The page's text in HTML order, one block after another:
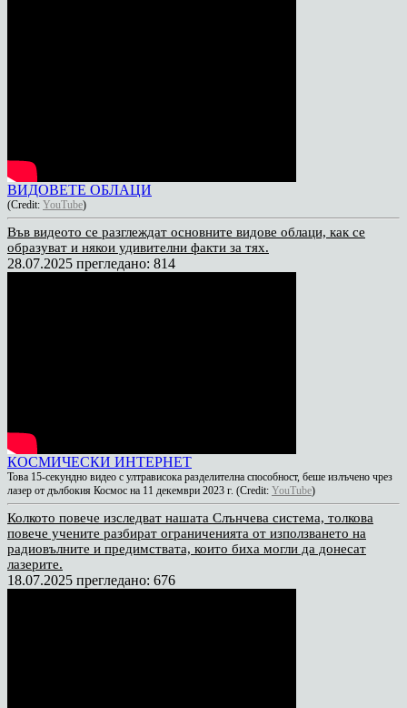
ВИДОВЕТЕ ОБЛАЦИ
(Credit: YouTube)
Във видеото се разглеждат основните видове облаци, как се
образуват и някои удивителни факти за тях.
28.07.2025 прегледано: 814
КОСМИЧЕСКИ ИНТЕРНЕТ
Това 15-секундно видео с ултрависока разделителна способност, беше излъчено чрез
лазер от дълбокия Космос на 11 декември 2023 г. (Credit: YouTube)
Колкото повече изследват нашата Слънчева система, толкова
повече учените разбират ограниченията от използването на
радиовълните и предимствата, които биха могли да донесат
лазерите.
18.07.2025 прегледано: 676